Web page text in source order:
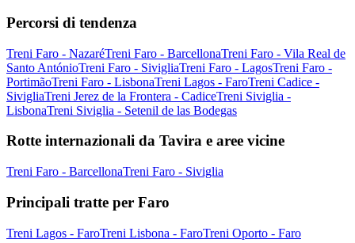
Percorsi di tendenza
Treni Faro - NazaréTreni Faro - BarcellonaTreni Faro - Vila Real de
Santo AntónioTreni Faro - SivigliaTreni Faro - LagosTreni Faro -
PortimãoTreni Faro - LisbonaTreni Lagos - FaroTreni Cadice -
SivigliaTreni Jerez de la Frontera - CadiceTreni Siviglia -
LisbonaTreni Siviglia - Setenil de las Bodegas
Rotte internazionali da Tavira e aree vicine
Treni Faro - BarcellonaTreni Faro - Siviglia
Principali tratte per Faro
Treni Lagos - FaroTreni Lisbona - FaroTreni Oporto - Faro